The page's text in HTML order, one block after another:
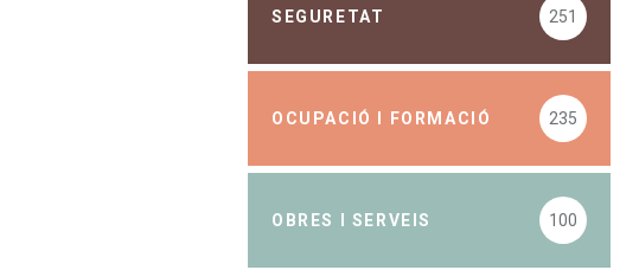
SEGURETAT 251
OCUPACIÓ I FORMACIÓ 235
OBRES I SERVEIS 100